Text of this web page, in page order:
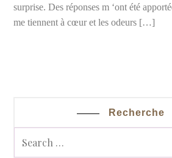
surprise. Des réponses m ‘ont été
me tiennent à cœur et les odeurs […]
Recherche